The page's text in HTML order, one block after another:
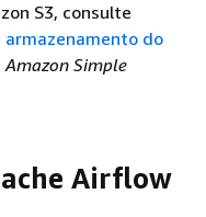
S3, consulte
armazenamento do
Simple
Airflow